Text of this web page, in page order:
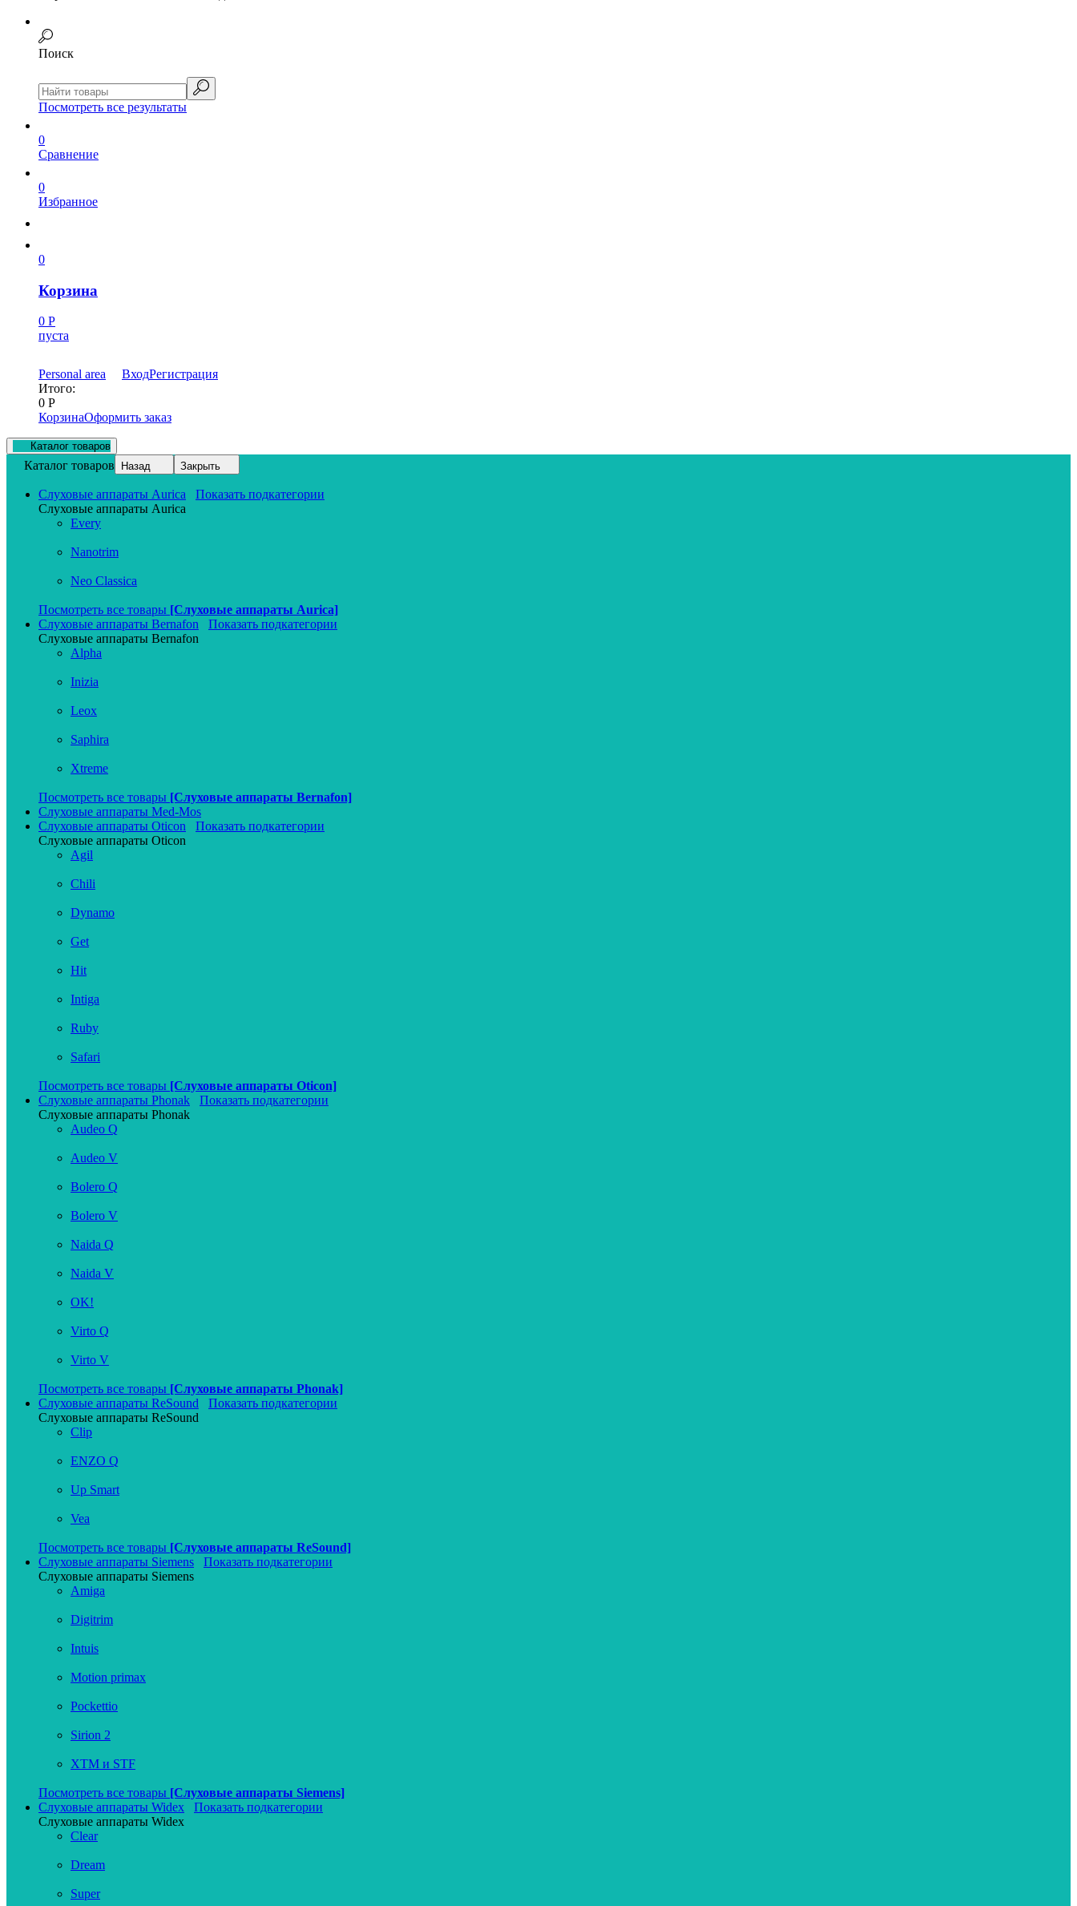
Поиск
Посмотреть все результаты
0
Сравнение
0
Избранное
0
Корзина
0 Р
пуста
Personal area ВходРегистрация
Итого:
0 Р
КорзинаОформить заказ
Каталог товаров
Каталог товаров Назад Закрыть
Слуховые аппараты Aurica
Показать подкатегории
Слуховые аппараты Aurica
Every
Nanotrim
Neo Classica
Посмотреть все товары [Слуховые аппараты Aurica]
Слуховые аппараты Bernafon
Показать подкатегории
Слуховые аппараты Bernafon
Alpha
Inizia
Leox
Saphira
Xtreme
Посмотреть все товары [Слуховые аппараты Bernafon]
Слуховые аппараты Med-Mos
Слуховые аппараты Oticon
Показать подкатегории
Слуховые аппараты Oticon
Agil
Chili
Dynamo
Get
Hit
Intiga
Ruby
Safari
Посмотреть все товары [Слуховые аппараты Oticon]
Слуховые аппараты Phonak
Показать подкатегории
Слуховые аппараты Phonak
Audeo Q
Audeo V
Bolero Q
Bolero V
Naida Q
Naida V
OK!
Virto Q
Virto V
Посмотреть все товары [Слуховые аппараты Phonak]
Слуховые аппараты ReSound
Показать подкатегории
Слуховые аппараты ReSound
Clip
ENZO Q
Up Smart
Vea
Посмотреть все товары [Слуховые аппараты ReSound]
Слуховые аппараты Siemens
Показать подкатегории
Слуховые аппараты Siemens
Amiga
Digitrim
Intuis
Motion primax
Pockettio
Sirion 2
XTM и STF
Посмотреть все товары [Слуховые аппараты Siemens]
Слуховые аппараты Widex
Показать подкатегории
Слуховые аппараты Widex
Clear
Dream
Super